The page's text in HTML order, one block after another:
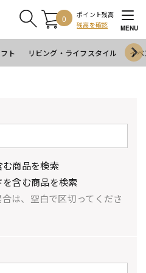
0
ポイント残高
残高を確認
MENU
ト リビング・ライフスタイル イ
商品を検索
含む商品を検索
は、空白で区切ってくださ